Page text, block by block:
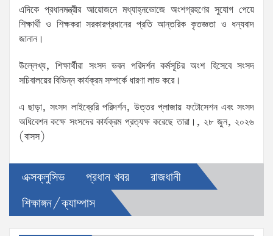
এদিকে প্রধানমন্ত্রীর আয়োজনে মধ্যাহ্নভোজে অংশগ্রহণের সুযোগ পেয়ে
শিক্ষার্থী ও শিক্ষকরা সরকারপ্রধানের প্রতি আন্তরিক কৃতজ্ঞতা ও ধন্যবাদ
জানান।
উল্লেখ্য, শিক্ষার্থীরা সংসদ ভবন পরিদর্শন কর্মসূচির অংশ হিসেবে সংসদ
সচিবালয়ের বিভিন্ন কার্যক্রম সম্পর্কে ধারণা লাভ করে।
এ ছাড়া, সংসদ লাইব্রেরি পরিদর্শন, উত্তর প্লাজায় ফটোসেশন এবং সংসদ
অধিবেশন কক্ষে সংসদের কার্যক্রম প্রত্যক্ষ করেছে তারা।, ২৮ জুন, ২০২৬
(বাসস)
এক্সক্লুসিভ প্রধান খবর
রাজধানী
শিক্ষাঙ্গন/ক্যাম্পাস